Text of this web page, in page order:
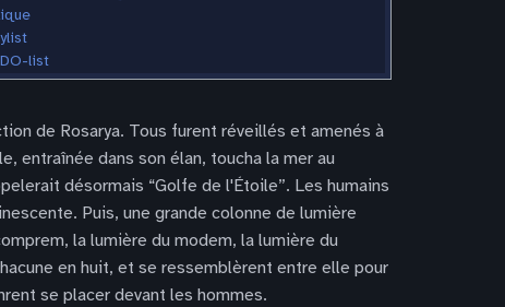
list
de Rosarya. Tous furent réveillés et amenés à
entraînée dans son élan, toucha la mer au
désormais “Golfe de l'Étoile”. Les humains
Puis, une grande colonne de lumière
la lumière du modem, la lumière du
en huit, et se ressemblèrent entre elle pour
se placer devant les hommes.